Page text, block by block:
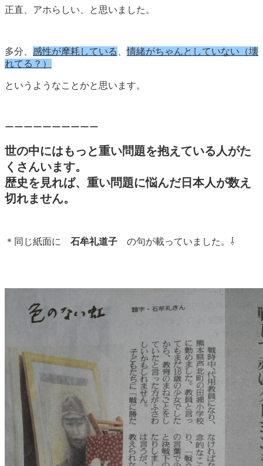
正直、アホらしい、と思いました。
多分、 感性が摩耗している 、情緒がちゃんとしていない（壊
れてる？）
というようなことかと思います。
ーーーーーーーーーー
世の中にはもっと重い問題を抱えている人がた
くさんいます。
歴史を見れば、重い問題に悩んだ日本人が数え
切れません。
＊同じ紙面に 石牟礼道子 の句が載っていました。⇩